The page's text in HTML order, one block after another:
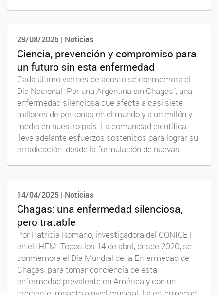
29/08/2025 | Noticias
Ciencia, prevención y compromiso para
un futuro sin esta enfermedad
Cada último viernes de agosto se conmemora el
Día Nacional “Por una Argentina sin Chagas”, una
enfermedad silenciosa que afecta a casi siete
millones de personas en el mundo y a un millón y
medio en nuestro país. La comunidad científica
lleva adelante esfuerzos sostenidos para lograr su
erradicación: desde la formulación de nuevas...
14/04/2025 | Noticias
Chagas: una enfermedad silenciosa,
pero tratable
Por Patricia Romano, investigadora del CONICET
en el IHEM. Todos los 14 de abril, desde 2020, se
conmemora el Día Mundial de la Enfermedad de
Chagas, para tomar conciencia de esta
enfermedad prevalente en América y con un